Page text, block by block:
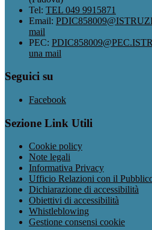
Tel: TEL 049 9915871
Email:
mail
PEC:
una mail
Seguici su
Facebook
Sezione Link Utili
Cookie policy
Note legali
Informativa Privacy
Ufficio Relazioni con il
Dichiarazione di accessibilità
Obiettivi di accessibilità
Whistleblowing
Gestione consensi cookie